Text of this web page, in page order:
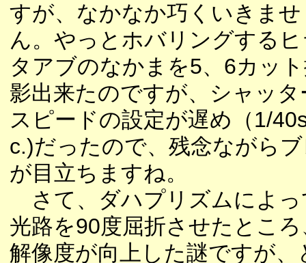
すが、なかなか巧くいきませ
ん。やっとホバリングする
タアブのなかまを5、6カッ
影出来たのですが、シャッタ
スピードの設定が遅め（1/
c.)だったので、残念ながら
が目立ちますね。
さて、ダハプリズムによっ
光路を90度屈折させたところ
解像度が向上した謎ですが、